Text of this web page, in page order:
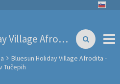
Bluesun Holiday Village Afrodita - Last minute poletno razvajanje v Tučepih
Bluesun Holiday Village Afrodita -
Tučepih